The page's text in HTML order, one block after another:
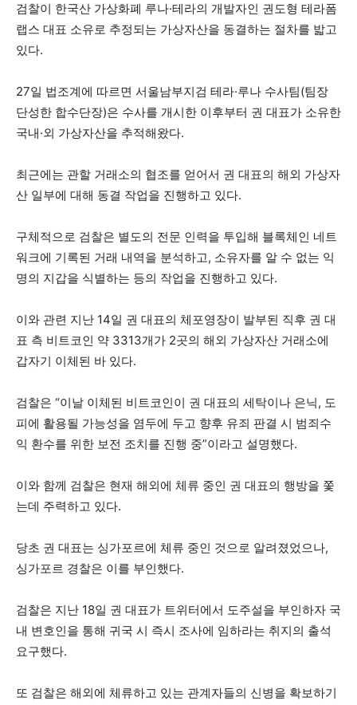
검찰이 한국산 가상화폐 루나·테라의 개발자인 권도형 테라폼
랩스 대표 소유로 추정되는 가상자산을 동결하는 절차를 밟고
있다.
27일 법조계에 따르면 서울남부지검 테라·루나 수사팀(팀장
단성한 합수단장)은 수사를 개시한 이후부터 권 대표가 소유한
국내·외 가상자산을 추적해왔다.
최근에는 관할 거래소의 협조를 얻어서 권 대표의 해외 가상자
산 일부에 대해 동결 작업을 진행하고 있다.
구체적으로 검찰은 별도의 전문 인력을 투입해 블록체인 네트
워크에 기록된 거래 내역을 분석하고, 소유자를 알 수 없는 익
명의 지갑을 식별하는 등의 작업을 진행하고 있다.
이와 관련 지난 14일 권 대표의 체포영장이 발부된 직후 권 대
표 측 비트코인 약 3313개가 2곳의 해외 가상자산 거래소에
갑자기 이체된 바 있다.
검찰은 “이날 이체된 비트코인이 권 대표의 세탁이나 은닉, 도
피에 활용될 가능성을 염두에 두고 향후 유죄 판결 시 범죄수
익 환수를 위한 보전 조치를 진행 중”이라고 설명했다.
이와 함께 검찰은 현재 해외에 체류 중인 권 대표의 행방을 쫓
는데 주력하고 있다.
당초 권 대표는 싱가포르에 체류 중인 것으로 알려졌었으나,
싱가포르 경찰은 이를 부인했다.
검찰은 지난 18일 권 대표가 트위터에서 도주설을 부인하자 국
내 변호인을 통해 귀국 시 즉시 조사에 임하라는 취지의 출석
요구했다.
또 검찰은 해외에 체류하고 있는 관계자들의 신병을 확보하기